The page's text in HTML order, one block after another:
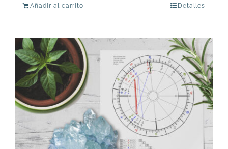
U$
72.
U$
66.
Añadir al carrito Detalles